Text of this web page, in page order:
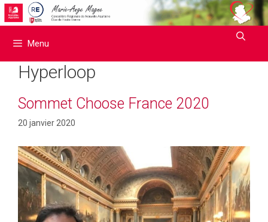
Aller
au
Menu
Hyperloop
Sommet Choose France 2020
20 janvier 2020